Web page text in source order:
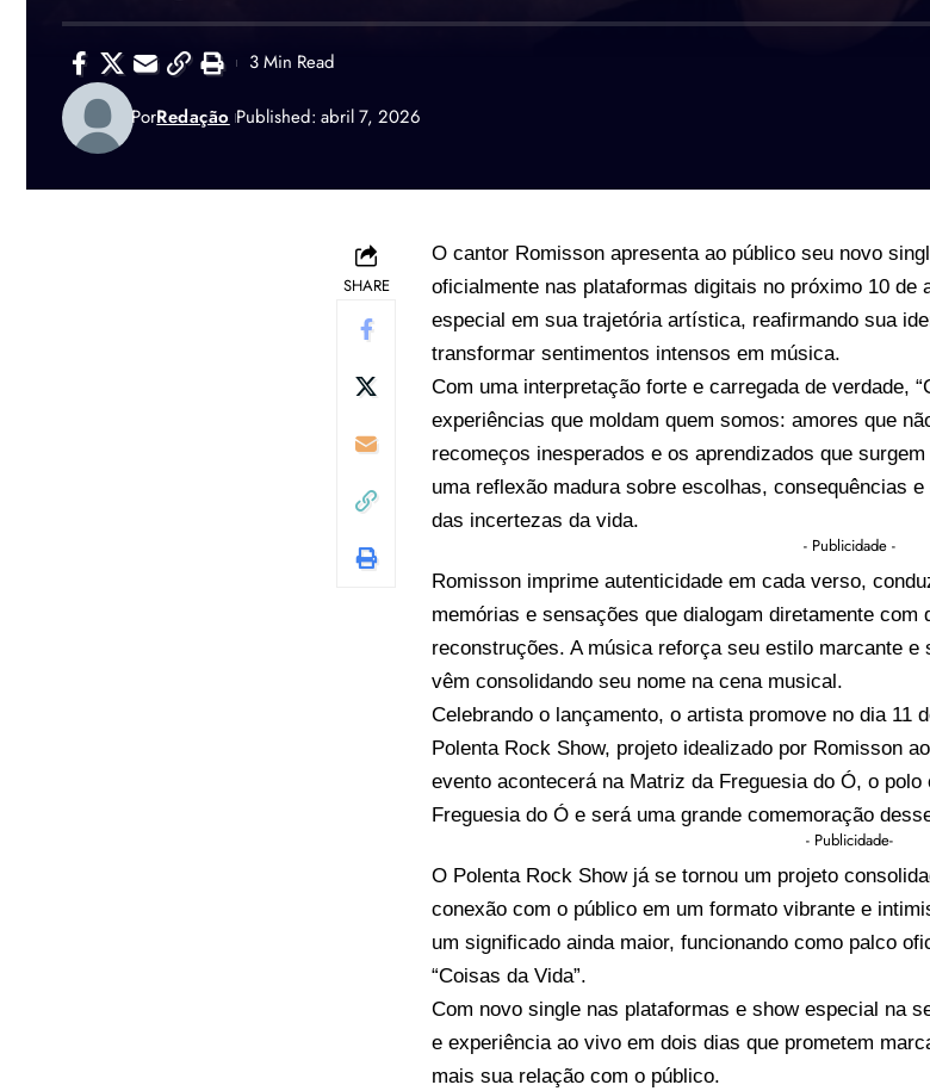
PorRedação Published: abril 7, 2026
3 Min Read
SHARE
O cantor Romisson apresenta ao público seu novo
oficialmente nas plataformas digitais no próximo 10 de
especial em sua trajetória artística, reafirmando sua
transformar sentimentos intensos em música.
Com uma interpretação forte e carregada de verdade,
experiências que moldam quem somos: amores que
recomeços inesperados e os aprendizados que
uma reflexão madura sobre escolhas, consequências
das incertezas da vida.
- Publicidade -
Romisson imprime autenticidade em cada verso,
memórias e sensações que dialogam diretamente
reconstruções. A música reforça seu estilo marcante
vêm consolidando seu nome na cena musical.
Celebrando o lançamento, o artista promove no dia 11
Polenta Rock Show, projeto idealizado por Romisson
evento acontecerá na Matriz da Freguesia do Ó, o
Freguesia do Ó e será uma grande comemoração
- Publicidade-
O Polenta Rock Show já se tornou um projeto
conexão com o público em um formato vibrante e
um significado ainda maior, funcionando como palco
“Coisas da Vida”.
Com novo single nas plataformas e show especial na
e experiência ao vivo em dois dias que prometem
mais sua relação com o público.